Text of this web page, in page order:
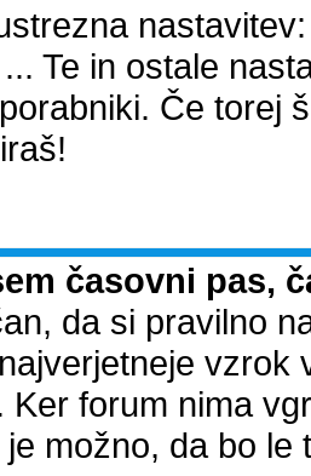
Te in ostale
Če torej
časovni pas,
da si pravilno
vzrok
Ker forum nima
možno, da bo le